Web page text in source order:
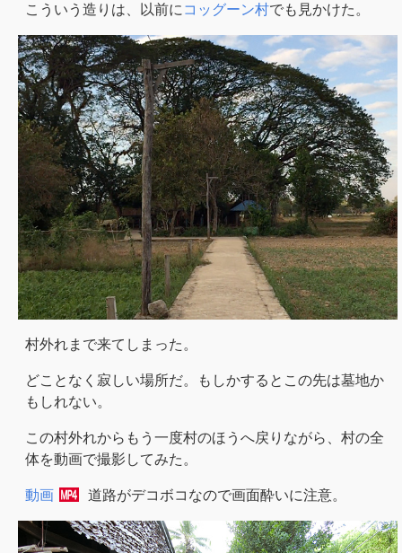
こういう造りは、以前に コッグーン村でも見かけた。
村外れまで来てしまった。
どことなく寂しい場所だ。もしかするとこの先は墓地か
もしれない。
この村外れからもう一度村のほうへ戻りながら、村の全
体を動画で撮影してみた。
動画 道路がデコボコなので画面酔いに注意。